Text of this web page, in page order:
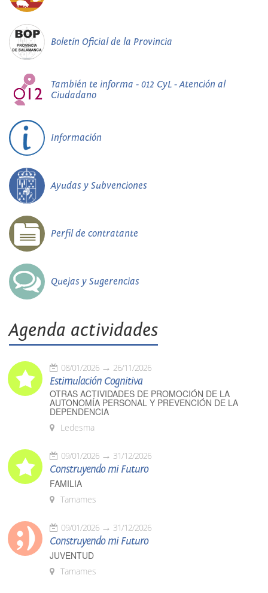
Boletín Oficial de la Provincia
También te informa - 012 CyL - Atención al
Ciudadano
Información
Ayudas y Subvenciones
Perfil de contratante
Quejas y Sugerencias
Agenda actividades
08/01/2026 26/11/2026
Estimulación Cognitiva
OTRAS ACTIVIDADES DE PROMOCIÓN DE LA
AUTONOMÍA PERSONAL Y PREVENCIÓN DE LA
DEPENDENCIA
Ledesma
09/01/2026 31/12/2026
Construyendo mi Futuro
FAMILIA
Tamames
09/01/2026 31/12/2026
Construyendo mi Futuro
JUVENTUD
Tamames